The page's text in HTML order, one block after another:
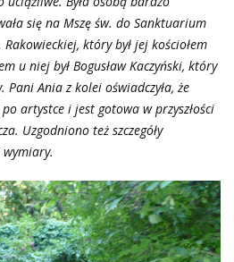
się na Mszę św. do Sanktuarium
który był jej kościołem
u niej był Bogusław Kaczyński, który
Pani Ania z kolei oświadczyła, że
artystce i jest gotowa w przyszłości
Uzgodniono też szczegóły